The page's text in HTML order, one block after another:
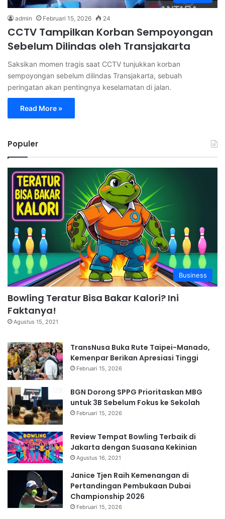
admin Februari 15, 2026 24
CCTV Tampilkan Korban Sempoyongan
Sebelum Dilindas oleh Transjakarta
Saksikan momen tragis saat CCTV tunjukkan korban
sempoyongan sebelum dilindas Transjakarta, sebuah
peringatan akan pentingnya keselamatan di jalan.
Read More »
Populer
Business
Bowling Teratur Bisa Bakar Kalori? Ini
Faktanya!
Agustus 15, 2021
TransNusa Buka Rute Taipei-Manado,
Kemenpar Berikan Apresiasi Tinggi
Februari 15, 2026
BGN Dorong SPPG Prioritaskan MBG
untuk 3B Sebelum Fokus ke Sekolah
Februari 15, 2026
Review Tempat Bowling Terbaik di
Jakarta dengan Suasana Kekinian
Agustus 16, 2021
Janice Tjen Raih Kemenangan di
Pertandingan Pembukaan Dubai
Championship 2026
Februari 15, 2026